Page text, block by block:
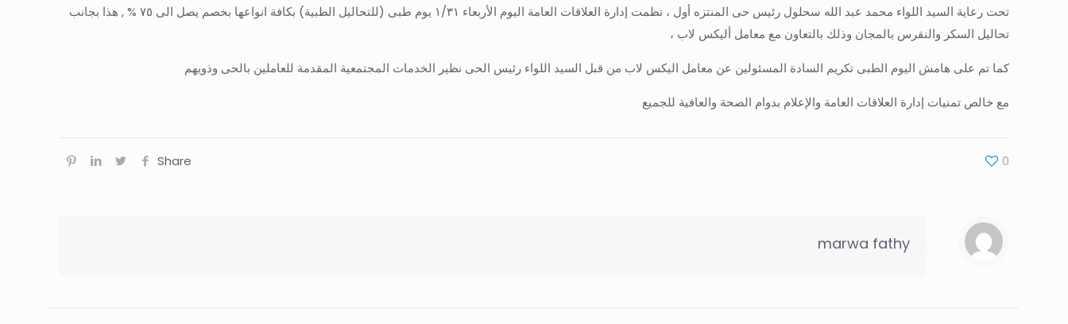
تحت رعاية السيد اللواء محمد عبد الله سحلول رئيس حى المنتزه أول ، نظمت إدارة العلاقات العامة اليوم الأربعاء ١/٣١ يوم طبى (للتحاليل الطبية) بكافة انواعها بخصم يصل الى ٧٥ % , هذا بجانب
تحاليل السكر والنقرس بالمجان وذلك بالتعاون مع معامل أليكس لاب ،
كما تم على هامش اليوم الطبى تكريم السادة المسئولين عن معامل اليكس لاب من قبل السيد اللواء رئيس الحى نظير الخدمات المجتمعية المقدمة للعاملين بالحى وذويهم
مع خالص تمنيات إدارة العلاقات العامة والإعلام بدوام الصحة والعافية للجميع
Share 0
marwa fathy